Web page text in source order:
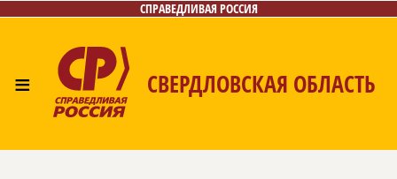
СПРАВЕДЛИВАЯ РОССИЯ
≡ СВЕРДЛОВСКАЯ ОБЛАСТЬ